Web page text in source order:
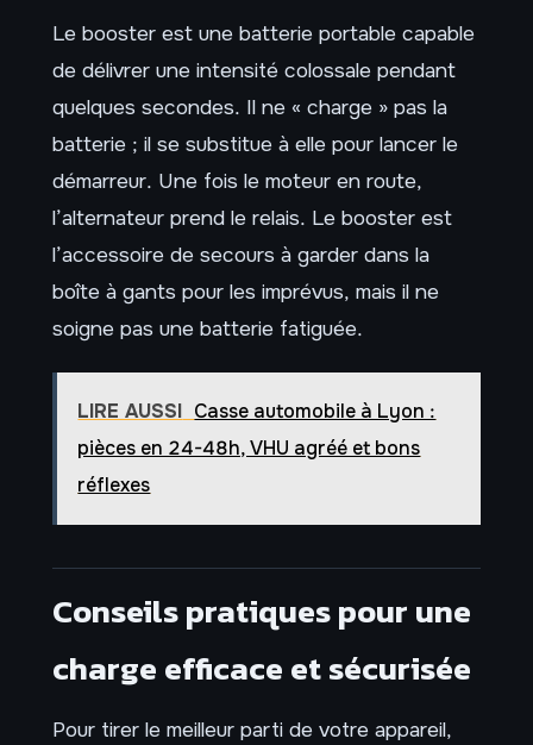
Le booster est une batterie portable capable
de délivrer une intensité colossale pendant
quelques secondes. Il ne « charge » pas la
batterie ; il se substitue à elle pour lancer le
démarreur. Une fois le moteur en route,
l’alternateur prend le relais. Le booster est
l’accessoire de secours à garder dans la
boîte à gants pour les imprévus, mais il ne
soigne pas une batterie fatiguée.
LIRE AUSSI Casse automobile à Lyon :
pièces en 24-48h, VHU agréé et bons
réflexes
Conseils pratiques pour une
charge efficace et sécurisée
Pour tirer le meilleur parti de votre appareil,